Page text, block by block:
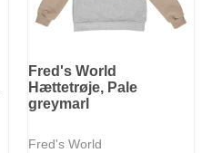
Fred's World
Hættetrøje, Pale
greymarl
Fred's World